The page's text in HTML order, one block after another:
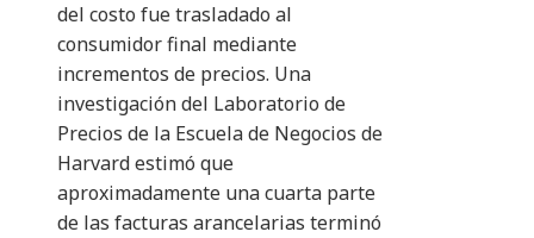
del costo fue trasladado al
consumidor final mediante
incrementos de precios. Una
investigación del Laboratorio de
Precios de la Escuela de Negocios de
Harvard estimó que
aproximadamente una cuarta parte
de las facturas arancelarias terminó